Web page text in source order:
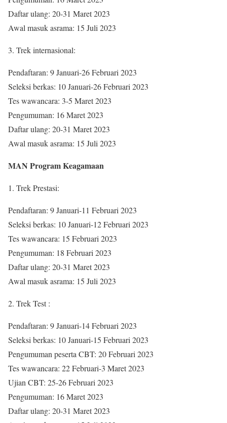
Daftar ulang: 20-31 Maret 2023
Awal masuk asrama: 15 Juli 2023
3. Trek internasional:
Pendaftaran: 9 Januari-26 Februari 2023
Seleksi berkas: 10 Januari-26 Februari 2023
Tes wawancara: 3-5 Maret 2023
Pengumuman: 16 Maret 2023
Daftar ulang: 20-31 Maret 2023
Awal masuk asrama: 15 Juli 2023
MAN Program Keagamaan
1. Trek Prestasi:
Pendaftaran: 9 Januari-11 Februari 2023
Seleksi berkas: 10 Januari-12 Februari 2023
Tes wawancara: 15 Februari 2023
Pengumuman: 18 Februari 2023
Daftar ulang: 20-31 Maret 2023
Awal masuk asrama: 15 Juli 2023
2. Trek Test :
Pendaftaran: 9 Januari-14 Februari 2023
Seleksi berkas: 10 Januari-15 Februari 2023
Pengumuman peserta CBT: 20 Februari 2023
Tes wawancara: 22 Februari-3 Maret 2023
Ujian CBT: 25-26 Februari 2023
Pengumuman: 16 Maret 2023
Daftar ulang: 20-31 Maret 2023